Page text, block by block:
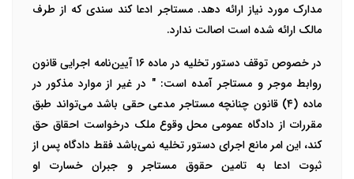
مدارک مورد نیاز ارائه دهد. مستاجر ادعا کند سندی که از طرف
مالک ارائه شده است اصالت ندارد.
در خصوص توقف دستور تخلیه در ماده ۱۶ آیین‌نامه اجرایی قانون
روابط موجر و مستاجر آمده است: " در غیر از موارد مذکور در
ماده (۴) قانون چنانچه مستاجر مدعی حقی باشد می‌تواند طبق
مقررات از دادگاه عمومی محل وقوع ملک در‌خواست احقاق حق
کند، این امر مانع اجرای دستور تخلیه نمی‌باشد فقط دادگاه پس از
ثبوت ادعا به تامین حقوق مستاجر و جبران خسارت او